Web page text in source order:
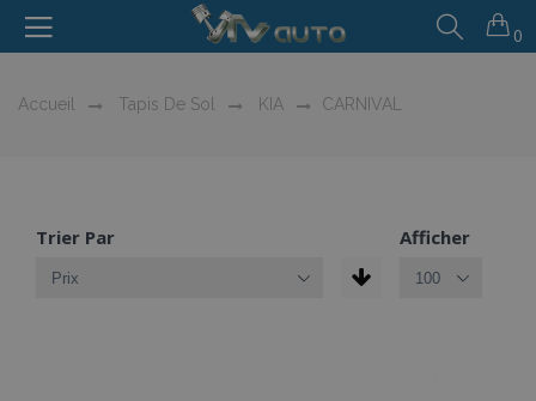
0
Accueil Tapis De Sol KIA CARNIVAL
Trier Par Afficher